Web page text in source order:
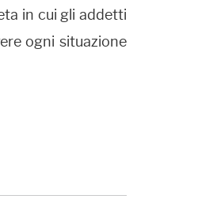
in cui gli addetti
ogni situazione